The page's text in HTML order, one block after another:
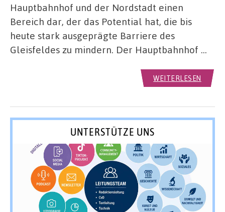
Hauptbahnhof und der Nordstadt einen
Bereich dar, der das Potential hat, die bis
heute stark ausgeprägte Barriere des
Gleisfeldes zu mindern. Der Hauptbahnhof …
WEITERLESEN
UNTERSTÜTZE UNS